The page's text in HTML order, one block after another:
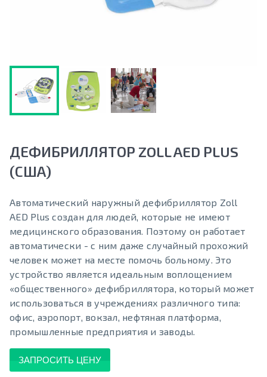
ДЕФИБРИЛЛЯТОР ZOLL AED PLUS
(США)
Автоматический наружный дефибриллятор Zoll
AED Plus создан для людей, которые не имеют
медицинского образования. Поэтому он работает
автоматически - с ним даже случайный прохожий
человек может на месте помочь больному. Это
устройство является идеальным воплощением
«общественного» дефибриллятора, который может
использоваться в учреждениях различного типа:
офис, аэропорт, вокзал, нефтяная платформа,
промышленные предприятия и заводы.
ЗАПРОСИТЬ ЦЕНУ